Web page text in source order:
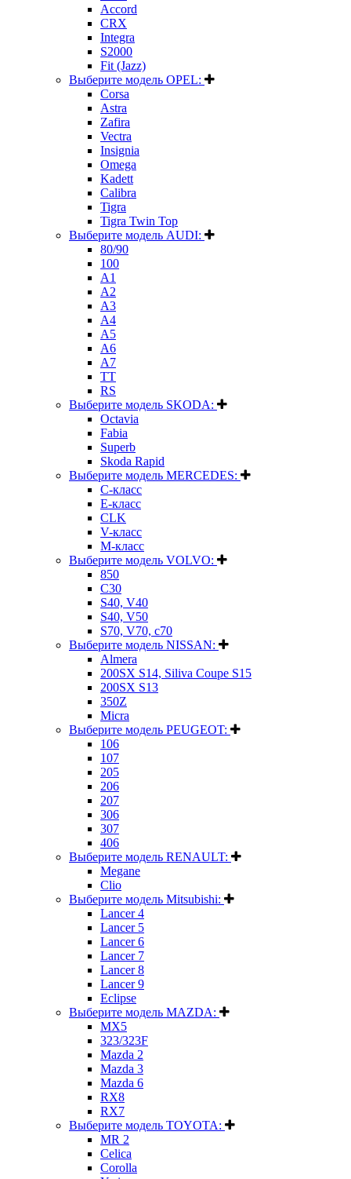
Accord
CRX
Integra
S2000
Fit (Jazz)
Выберите модель OPEL:
Corsa
Astra
Zafira
Vectra
Insignia
Omega
Kadett
Calibra
Tigra
Tigra Twin Top
Выберите модель AUDI:
80/90
100
A1
A2
A3
A4
A5
A6
A7
TT
RS
Выберите модель SKODA:
Octavia
Fabia
Superb
Skoda Rapid
Выберите модель MERCEDES:
C-класс
E-класс
CLK
V-класс
M-класс
Выберите модель VOLVO:
850
C30
S40, V40
S40, V50
S70, V70, c70
Выберите модель NISSAN:
Almera
200SX S14, Siliva Coupe S15
200SX S13
350Z
Micra
Выберите модель PEUGEOT:
106
107
205
206
207
306
307
406
Выберите модель RENAULT:
Megane
Clio
Выберите модель Mitsubishi:
Lancer 4
Lancer 5
Lancer 6
Lancer 7
Lancer 8
Lancer 9
Eclipse
Выберите модель MAZDA:
MX5
323/323F
Mazda 2
Mazda 3
Mazda 6
RX8
RX7
Выберите модель TOYOTA:
MR 2
Celica
Corolla